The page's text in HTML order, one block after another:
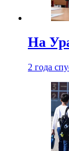
На
2 года